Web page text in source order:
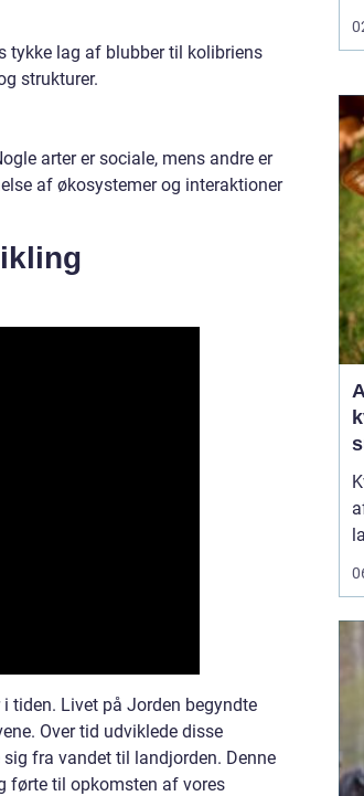
tykke lag af blubber til kolibriens
strukturer.
arter er sociale, mens andre er
af økosystemer og interaktioner
tiden. Livet på Jorden begyndte
Over tid udviklede disse
fra vandet til landjorden. Denne
førte til opkomsten af vores